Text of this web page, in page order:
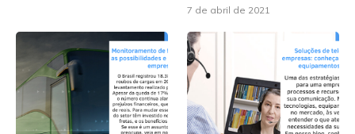
7 de abril de 2021